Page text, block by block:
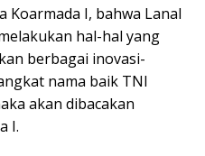
Koarmada I, bahwa Lanal
hal-hal yang
berbagai inovasi-
nama baik TNI
akan dibacakan
I.